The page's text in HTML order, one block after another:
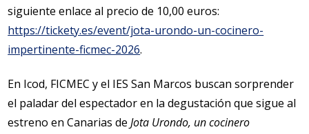
siguiente enlace al precio de 10,00 euros:
https://tickety.es/event/jota-urondo-un-cocinero-
impertinente-ficmec-2026.
En Icod, FICMEC y el IES San Marcos buscan sorprender
el paladar del espectador en la degustación que sigue al
estreno en Canarias deJota Urondo, un cocinero